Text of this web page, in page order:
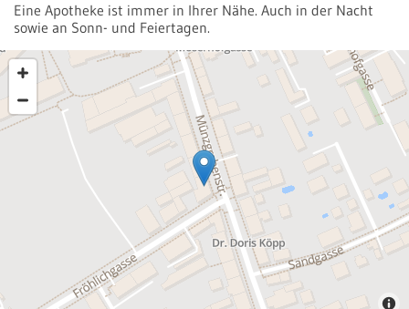
Eine Apotheke ist immer in Ihrer Nähe. Auch in der Nacht
sowie an Sonn- und Feiertagen.